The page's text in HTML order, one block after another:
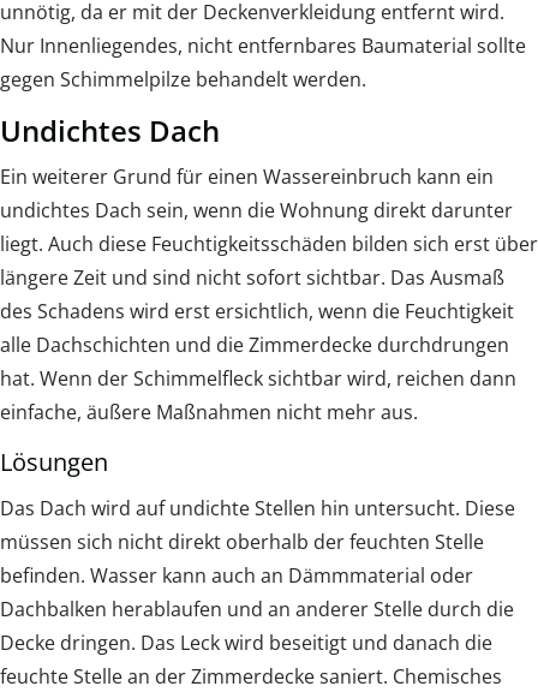
unnötig, da er mit der Deckenverkleidung entfernt wird.
Nur Innenliegendes, nicht entfernbares Baumaterial sollte
gegen Schimmelpilze behandelt werden.
Undichtes Dach
Ein weiterer Grund für einen Wassereinbruch kann ein
undichtes Dach sein, wenn die Wohnung direkt darunter
liegt. Auch diese Feuchtigkeitsschäden bilden sich erst über
längere Zeit und sind nicht sofort sichtbar. Das Ausmaß
des Schadens wird erst ersichtlich, wenn die Feuchtigkeit
alle Dachschichten und die Zimmerdecke durchdrungen
hat. Wenn der Schimmelfleck sichtbar wird, reichen dann
einfache, äußere Maßnahmen nicht mehr aus.
Lösungen
Das Dach wird auf undichte Stellen hin untersucht. Diese
müssen sich nicht direkt oberhalb der feuchten Stelle
befinden. Wasser kann auch an Dämmmaterial oder
Dachbalken herablaufen und an anderer Stelle durch die
Decke dringen. Das Leck wird beseitigt und danach die
feuchte Stelle an der Zimmerdecke saniert. Chemisches